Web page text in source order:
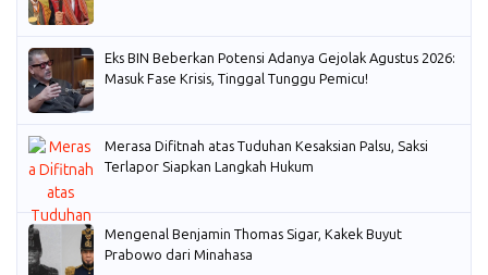
Eks BIN Beberkan Potensi Adanya Gejolak Agustus 2026:
Masuk Fase Krisis, Tinggal Tunggu Pemicu!
Merasa Difitnah atas Tuduhan Kesaksian Palsu, Saksi
Terlapor Siapkan Langkah Hukum
Mengenal Benjamin Thomas Sigar, Kakek Buyut
Prabowo dari Minahasa